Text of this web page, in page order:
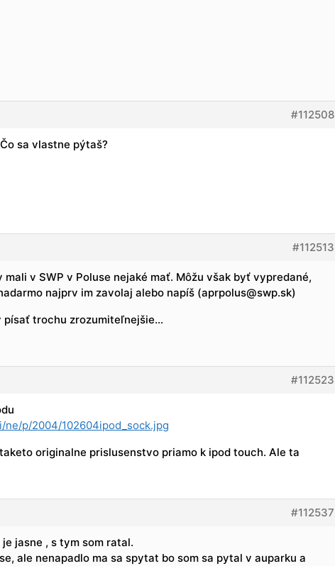
#112508
sa vlastne pýtaš?
#112513
v SWP v Poluse nejaké mať. Môžu však byť vypredané,
najprv im zavolaj alebo napíš (aprpolus@swp.sk)
písať trochu zrozumiteľnejšie…
#112523
ne/p/2004/102604ipod_sock.jpg
originalne prislusenstvo priamo k ipod touch. Ale ta
#112537
jasne , s tym som ratal.
ale nenapadlo ma sa spytat bo som sa pytal v auparku a